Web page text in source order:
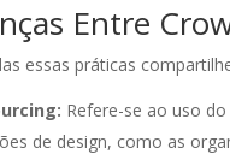
Entre
essas práticas
Refere-se ao uso
de design, como as